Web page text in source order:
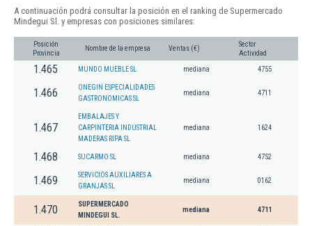
A continuación podrá consultar la posición en el ranking de Supermercado
Mindegui Sl. y empresas con posiciones similares:
Posición
Provincia
Nombre de la empresa Ventas (€)
Sector
Actividad
1.465 MUNDO MUEBLE SL mediana 4755
1.466
ONEGIN ESPECIALIDADES
GASTRONOMICAS SL
mediana 4711
1.467
EMBALAJES Y
CARPINTERIA INDUSTRIAL
MADERAS RIPA SL
mediana 1624
1.468 SUCARMO SL mediana 4752
1.469
SERVICIOS AUXILIARES A
GRANJAS SL
mediana 0162
1.470
SUPERMERCADO
MINDEGUI SL.
mediana 4711